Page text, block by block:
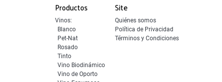
Productos
Vinos:
Blanco
Pet-Nat
Rosado
Tinto
Vino Biodinámico
Vino de Oporto
Site
Quiénes somos
Política de Privacidad
Términos y Condiciones